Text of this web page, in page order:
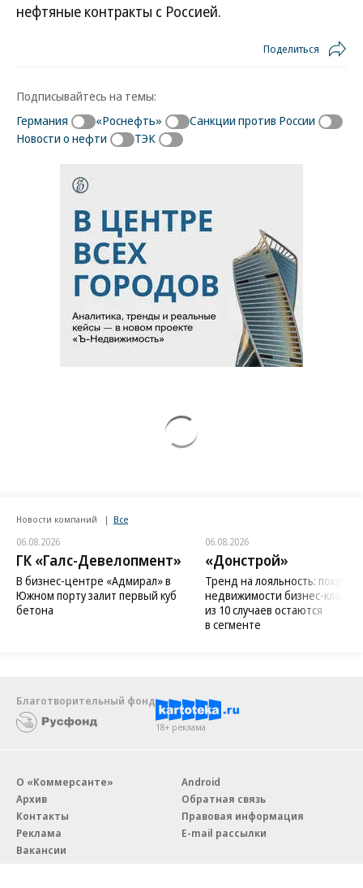
нефтяные контракты с Россией.
Поделиться
Подписывайтесь на темы:
Германия
«Роснефть»
Санкции против России
Новости о нефти
ТЭК
Новости компаний Все
06.08.2026
ГК «Галс-Девелопмент»
В бизнес-центре «Адмирал» в
Южном порту залит первый куб
бетона
06.08.2026
«Донстрой»
Тренд на лояльность:
недвижимости бизнес-класса
из 10 случаев остаются
в сегменте
Благотворительный фонд
18+ реклама
О «Коммерсанте»
Архив
Контакты
Реклама
Вакансии
Android
Обратная связь
Правовая информация
E-mail рассылки